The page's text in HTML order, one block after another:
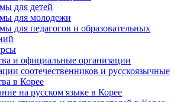
для детей
для молодежи
для педагогов и образовательных
и официальные организации
соотечественников и русскоязычные
в Корее
на русском языке в Корее